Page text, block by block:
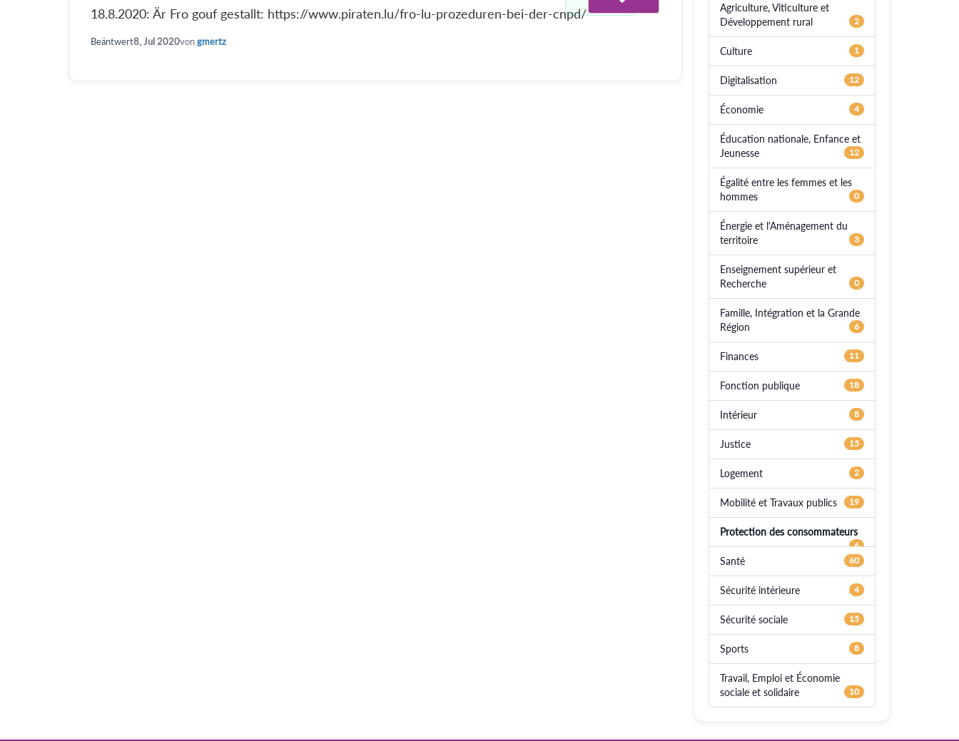
18.8.2020: Är Fro gouf gestallt: https://www.piraten.lu/fro-lu-prozeduren-bei-der-cnpd/
Beäntwert8, Jul 2020vongmertz
Agriculture, Viticulture et
Développement rural
2
Culture 1
Digitalisation 12
Économie 4
Éducation nationale, Enfance et
Jeunesse
12
Égalité entre les femmes et les
hommes
0
Énergie et l'Aménagement du
territoire
3
Enseignement supérieur et
Recherche
0
Famille, Intégration et la Grande
Région
6
Finances 11
Fonction publique 18
Intérieur 8
Justice 15
Logement 2
Mobilité et Travaux publics 19
Protection des consommateurs
6
Santé 60
Sécurité intérieure 4
Sécurité sociale 15
Sports 8
Travail, Emploi et Économie
sociale et solidaire
10